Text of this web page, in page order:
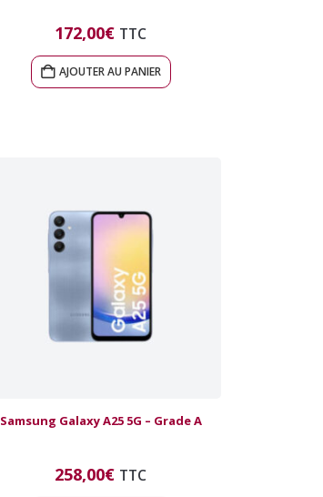
172,00€ TTC
AJOUTER AU PANIER
Samsung Galaxy A25 5G – Grade A
258,00€ TTC